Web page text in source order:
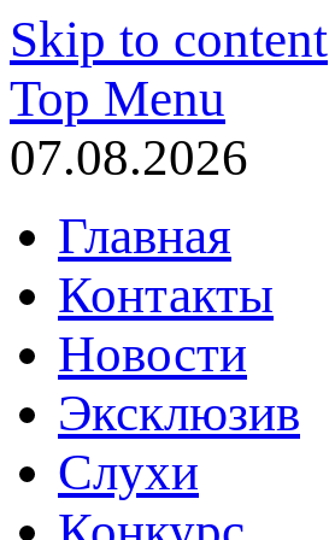
Skip to content
Top Menu
07.08.2026
Главная
Контакты
Новости
Эксклюзив
Слухи